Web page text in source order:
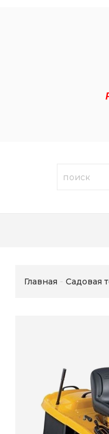
Главная Садовая